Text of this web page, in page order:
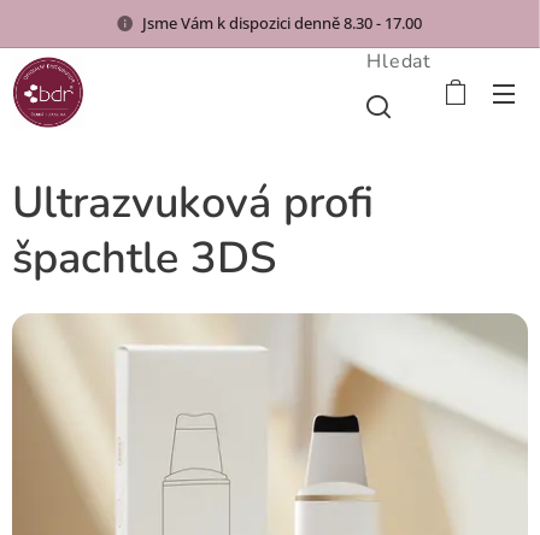
Jsme Vám k dispozici denně 8.30 - 17.00
Hledat
Ultrazvuková profi
špachtle 3DS